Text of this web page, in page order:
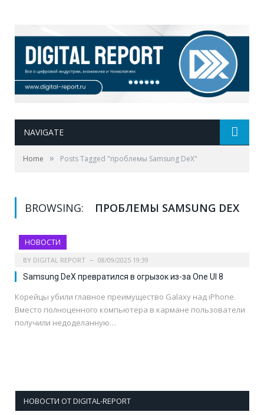
NAVIGATE
Home » Posts Tagged "проблемы Samsung DeX"
BROWSING: ПРОБЛЕМЫ SAMSUNG DEX
НОВОСТИ
BY DIGITAL REPORT 08/09/2025 19:39
Samsung DeX превратился в огрызок из-за One UI 8
Корейцы убили главное преимущество Galaxy над iPhone.
Вместо полноценного компьютера в кармане пользователи
получили недоделанную…
НОВОСТИ ОТ DIGITAL-REPORT